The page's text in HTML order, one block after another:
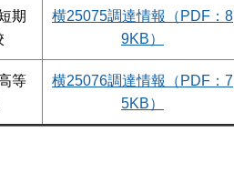
期
横25075調達情報（PDF：8
9KB）
等
横25076調達情報（PDF：7
5KB）